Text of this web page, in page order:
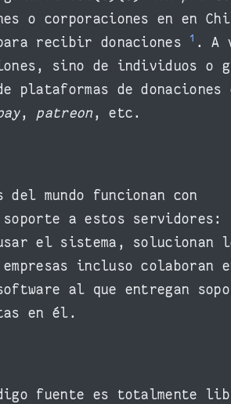
o corporaciones en en
recibir donaciones
1 . A
sino de individuos o
plataformas de donaciones
, patreon, etc.
mundo funcionan con
soporte a estos servidores:
el sistema, solucionan
incluso colaboran
al que entregan
en él.
fuente es totalmente